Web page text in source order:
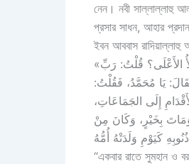
নেন। নবী সাল্লাল্লাহু
প্রসার সাধন, আহার
ইবন আববাস রাদিয়াল্লাহু
«أَتَانِي رَبِّي فِي أَحْسَنِ صُورَةٍ، فَقَالَ: يَا مُحَمَّدُ، قُلْتُ: لَبَّيْكَ رَبِّي وَسَعْدَيْكَ، قَالَ: فِيمَ يَخْتَصِمُ الْمَلَأُ الأَعْلَى؟ قُلْتُ: رَبِّ
يَا مُحَمَّدُ، فَقُلْتُ:
إِلَى الجَمَاعَاتِ،
بِخَيْرٍ، وَكَانَ مِنْ
“একবার রাতে সুমহান ও